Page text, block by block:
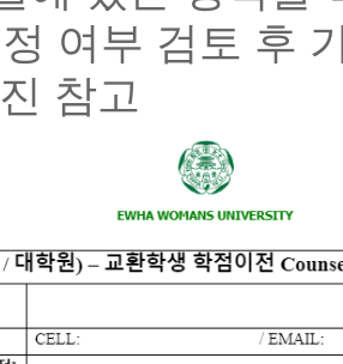
여부 검토 후
참고